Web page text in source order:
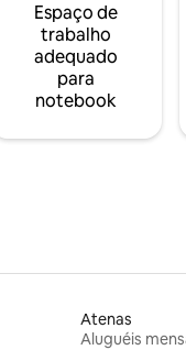
Espaço de
trabalho
adequado
para
notebook
Atenas
Aluguéis